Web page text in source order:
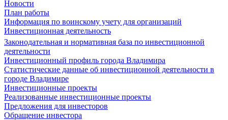
Новости
План работы
Информация по воинскому учету для организаций
Инвестиционная деятельность
Законодательная и нормативная база по инвестиционной
деятельности
Инвестиционный профиль города Владимира
Статистические данные об инвестиционной деятельности в
городе Владимире
Инвестиционные проекты
Реализованные инвестиционные проекты
Предложения для инвесторов
Обращение инвестора